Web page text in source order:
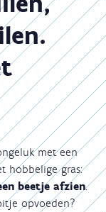
met een
hobbelige gras:
beetje afzien.
opvoeden?